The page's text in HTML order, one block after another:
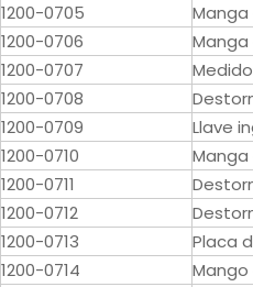
1200-0705
1200-0706
1200-0707
1200-0708
1200-0709 Llave
1200-0710
1200-0711
1200-0712
1200-0713 Placa
1200-0714